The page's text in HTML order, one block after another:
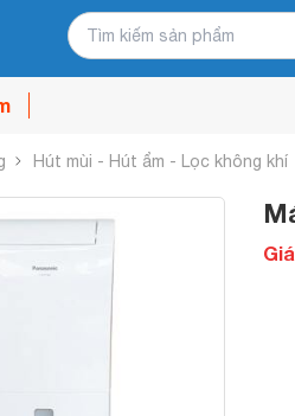
Hút mùi - Hút ẩm - Lọc không khí